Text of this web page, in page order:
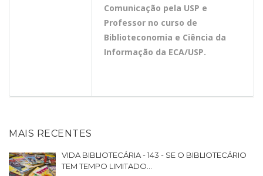
Comunicação pela USP e
Professor no curso de
Biblioteconomia e Ciência da
Informação da ECA/USP.
MAIS RECENTES
VIDA BIBLIOTECÁRIA - 143 - SE O BIBLIOTECÁRIO
TEM TEMPO LIMITADO...